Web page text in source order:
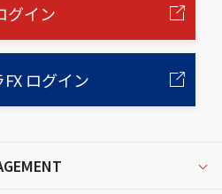
グイン
FX ログイン